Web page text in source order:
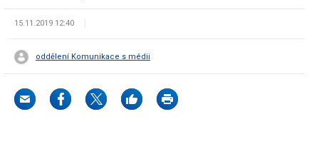
15.11.2019 12:40
oddělení Komunikace s médii